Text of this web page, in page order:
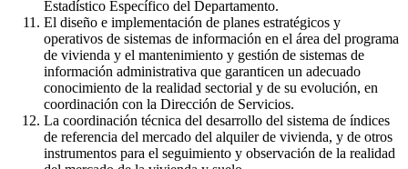
Estadístico Específico del Departamento.
El diseño e implementación de planes estratégicos y
operativos de sistemas de información en el área del programa
de vivienda y el mantenimiento y gestión de sistemas de
información administrativa que garanticen un adecuado
conocimiento de la realidad sectorial y de su evolución, en
coordinación con la Dirección de Servicios.
La coordinación técnica del desarrollo del sistema de índices
de referencia del mercado del alquiler de vivienda, y de otros
instrumentos para el seguimiento y observación de la realidad